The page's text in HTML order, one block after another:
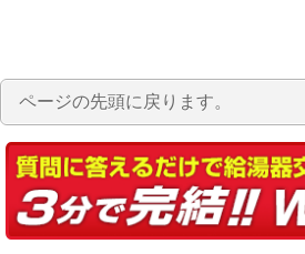
ページの先頭に戻ります。